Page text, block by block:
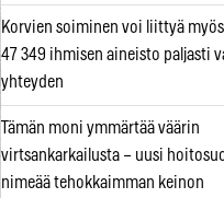
Korvien soiminen voi liittyä
47 349 ihmisen aineisto paljasti
yhteyden
Tämän moni ymmärtää väärin
virtsankarkailusta – uusi
nimeää tehokkaimman keinon